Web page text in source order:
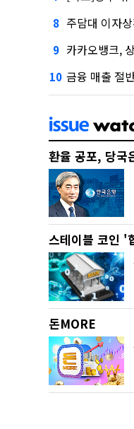
8 주담대 이자상
9 카카오뱅크, 상반기
10 금융 매출 절반 넘
환율 공포, 당국
스테이블 코인 '
돈MORE